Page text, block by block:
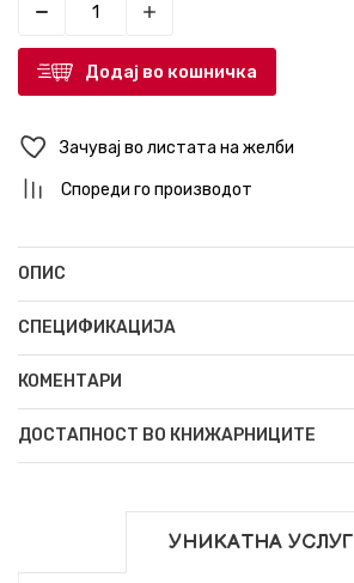
Додај во кошничка
Зачувај во листата на желби
Спореди го производот
ОПИС
СПЕЦИФИКАЦИЈА
КОМЕНТАРИ
ДОСТАПНОСТ ВО КНИЖАРНИЦИТЕ
УНИКАТНА